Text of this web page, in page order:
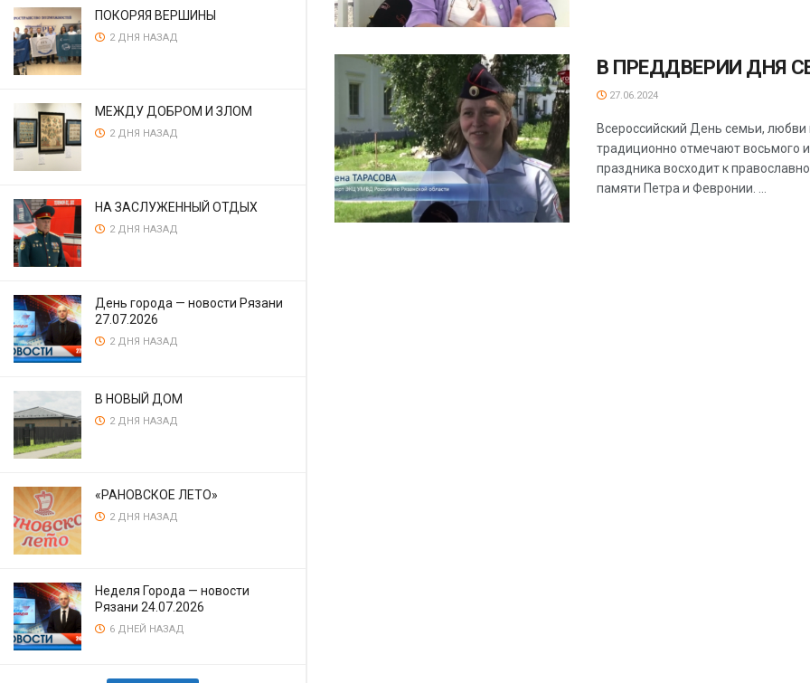
ПОКОРЯЯ ВЕРШИНЫ
2 ДНЯ НАЗАД
МЕЖДУ ДОБРОМ И ЗЛОМ
2 ДНЯ НАЗАД
НА ЗАСЛУЖЕННЫЙ ОТДЫХ
2 ДНЯ НАЗАД
День города — новости Рязани
27.07.2026
2 ДНЯ НАЗАД
В НОВЫЙ ДОМ
2 ДНЯ НАЗАД
«РАНОВСКОЕ ЛЕТО»
2 ДНЯ НАЗАД
Неделя Города — новости
Рязани 24.07.2026
6 ДНЕЙ НАЗАД
В ПРЕДДВЕРИИ ДНЯ
27.06.2024
Всероссийский День семьи, любви
традиционно отмечают восьмого
праздника восходит к
памяти Петра и Февронии. ...